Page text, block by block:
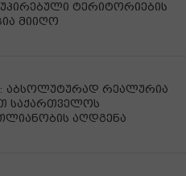
ტერიტორიების
მიიღო
აბსოლუტურად რეალურია
საქართველოს
აღდგენა